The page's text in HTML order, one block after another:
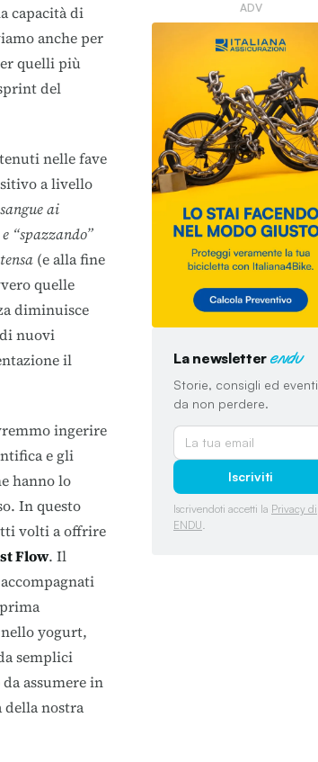
capacità di
anche per
quelli più
del
nelle fave
a livello
ai
“spazzando”
(e alla fine
quelle
diminuisce
di nuovi
il
ingerire
e gli
hanno lo
In questo
volti a offrire
Flow. Il
nello yogurt,
semplici
da assumere in
nostra
ADV
La newsletter endu
Storie, consigli ed eventi
da non perdere.
Iscriviti
Iscrivendoti accetti la Privacy di
ENDU